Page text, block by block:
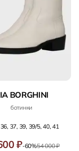
BORGHINI
ботинки
37, 39, 39/5, 40, 41
₽-60%54 000 ₽